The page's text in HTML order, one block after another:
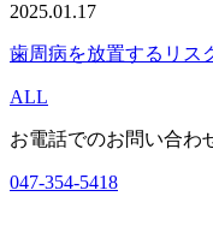
2025.01.17
歯周病を放置するリ
ALL
お電話でのお問い合わ
047-354-5418